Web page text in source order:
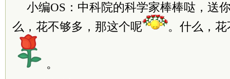
小编OS：中科院的科学家棒棒哒，送
么，花不够多，那这个呢
。什么，
。